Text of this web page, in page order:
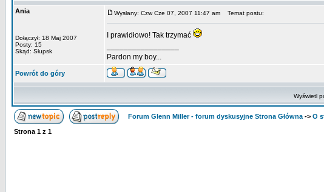
Ania
Dołączył: 18 Maj 2007
Posty: 15
Skąd: Słupsk
Wysłany: Czw Cze 07, 2007 11:47 am Temat postu:
I prawidłowo! Tak trzymać
Pardon my boy...
Powrót do góry
Wyświetl
Forum Glenn Miller - forum dyskusyjne Strona Główna -> O
Strona 1 z 1